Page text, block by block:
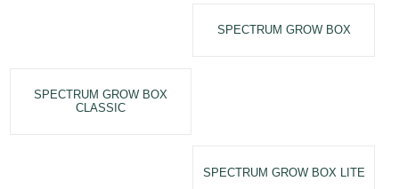
SPECTRUM GROW BOX
SPECTRUM GROW BOX
CLASSIC
SPECTRUM GROW BOX LITE